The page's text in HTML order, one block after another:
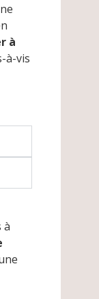
à
à-vis
à